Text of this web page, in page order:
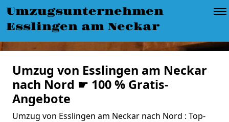
Umzugsunternehmen
Esslingen am Neckar
Umzug von Esslingen am Neckar
nach Nord ☛ 100 % Gratis-
Angebote
Umzug von Esslingen am Neckar nach Nord : Top-